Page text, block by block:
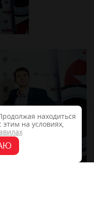
находиться
этим на условиях,